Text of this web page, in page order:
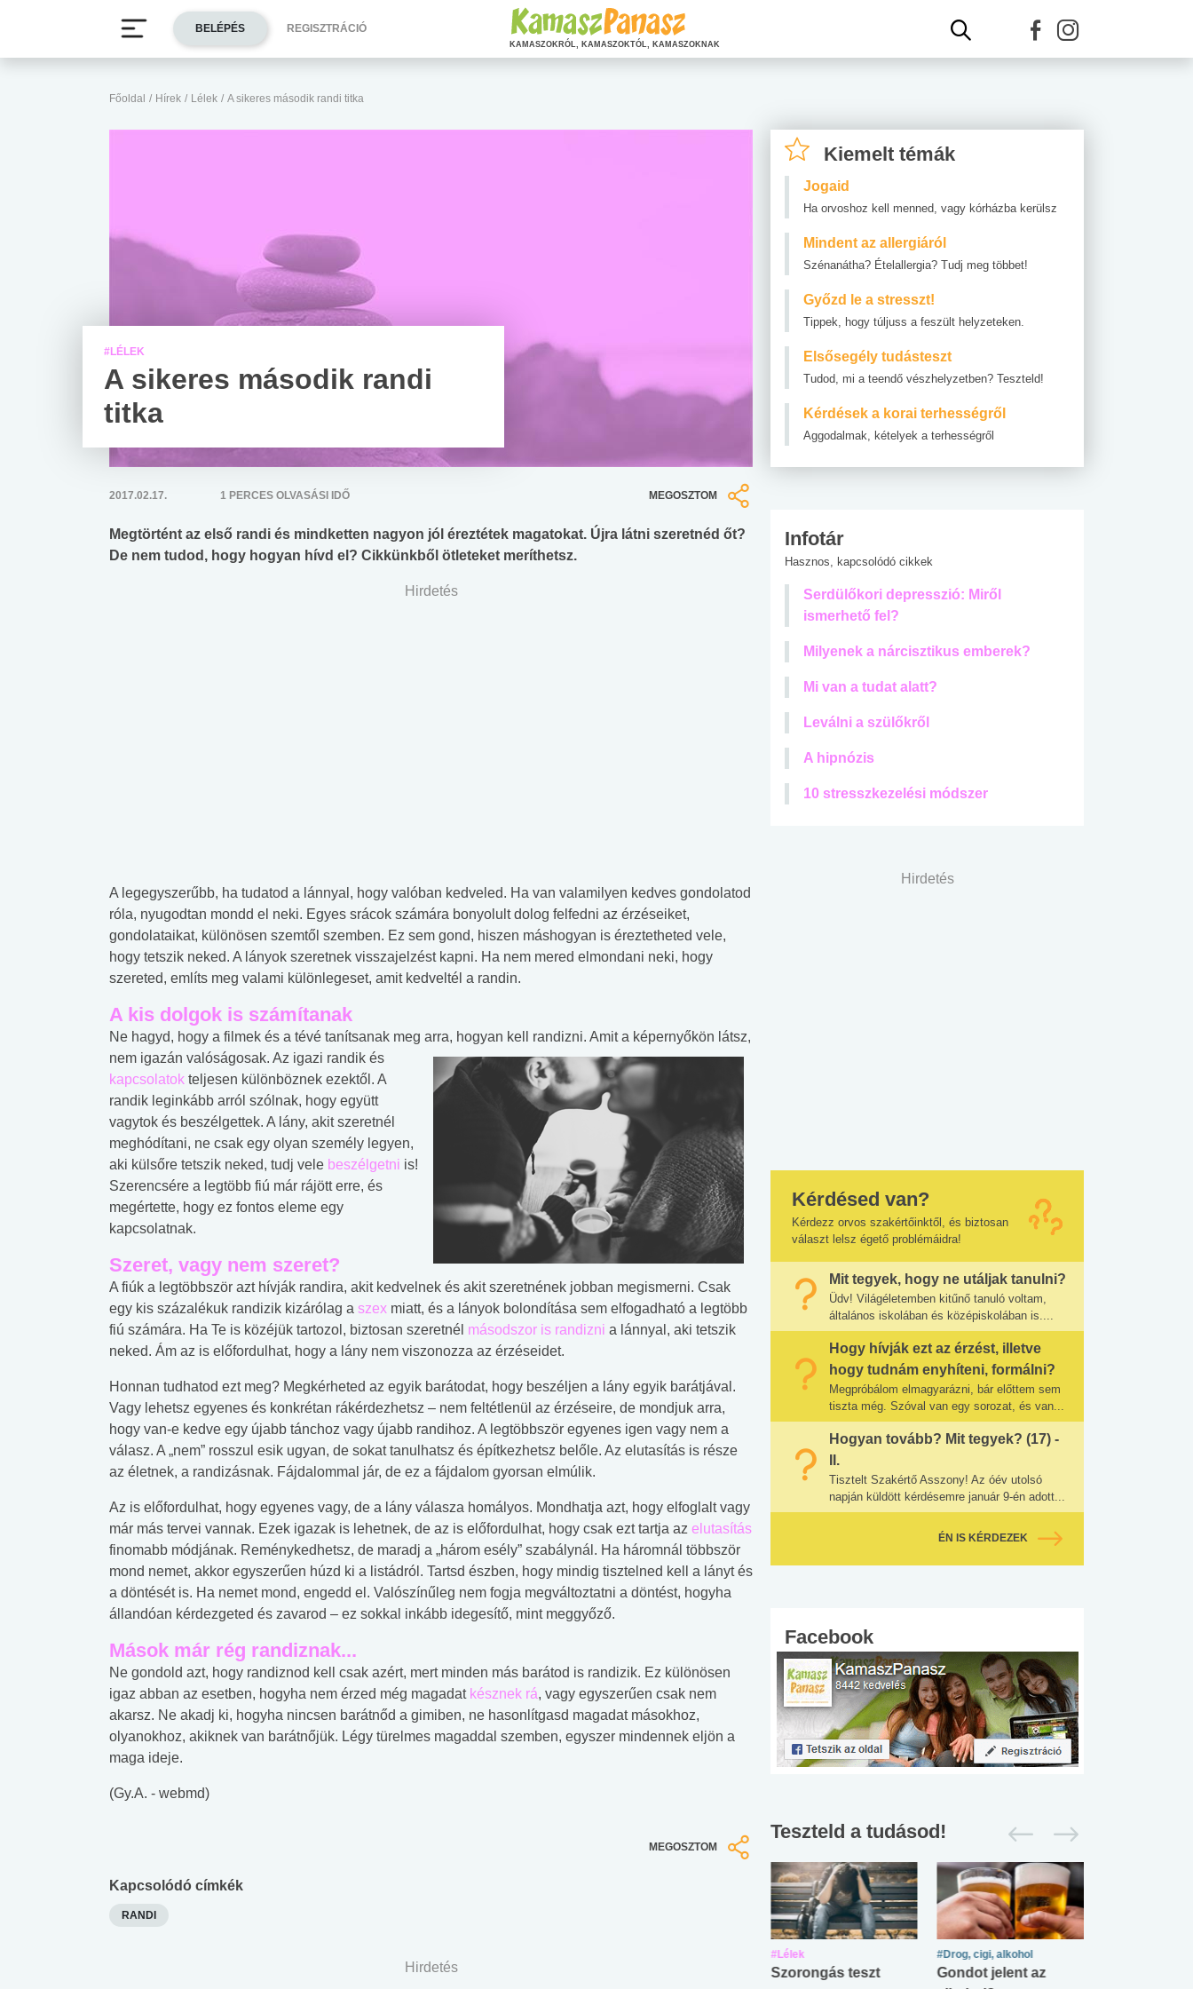
Főoldal / Hírek / Lélek / A sikeres második randi titka
#LÉLEK
A sikeres második randi
titka
2017.02.17. 1 PERCES OLVASÁSI IDŐ MEGOSZTOM
Megtörtént az első randi és mindketten nagyon jól éreztétek magatokat. Újra látni szeretnéd őt?
De nem tudod, hogy hogyan hívd el? Cikkünkből ötleteket meríthetsz.
Hirdetés
A legegyszerűbb, ha tudatod a lánnyal, hogy valóban kedveled. Ha van valamilyen kedves gondolatod
róla, nyugodtan mondd el neki. Egyes srácok számára bonyolult dolog felfedni az érzéseiket,
gondolataikat, különösen szemtől szemben. Ez sem gond, hiszen máshogyan is éreztetheted vele,
hogy tetszik neked. A lányok szeretnek visszajelzést kapni. Ha nem mered elmondani neki, hogy
szereted, említs meg valami különlegeset, amit kedveltél a randin.
A kis dolgok is számítanak
Ne hagyd, hogy a filmek és a tévé tanítsanak meg arra, hogyan kell randizni. Amit a képernyőkön látsz,
nem igazán valóságosak. Az igazi randik és
kapcsolatok teljesen különböznek ezektől. A
randik leginkább arról szólnak, hogy együtt
vagytok és beszélgettek. A lány, akit szeretnél
meghódítani, ne csak egy olyan személy legyen,
aki külsőre tetszik neked, tudj vele beszélgetni is!
Szerencsére a legtöbb fiú már rájött erre, és
megértette, hogy ez fontos eleme egy
kapcsolatnak.
Szeret, vagy nem szeret?
A fiúk a legtöbbször azt hívják randira, akit kedvelnek és akit szeretnének jobban megismerni. Csak
egy kis százalékuk randizik kizárólag a szex miatt, és a lányok bolondítása sem elfogadható a legtöbb
fiú számára. Ha Te is közéjük tartozol, biztosan szeretnél másodszor is randizni a lánnyal, aki tetszik
neked. Ám az is előfordulhat, hogy a lány nem viszonozza az érzéseidet.
Honnan tudhatod ezt meg? Megkérheted az egyik barátodat, hogy beszéljen a lány egyik barátjával.
Vagy lehetsz egyenes és konkrétan rákérdezhetsz – nem feltétlenül az érzéseire, de mondjuk arra,
hogy van-e kedve egy újabb tánchoz vagy újabb randihoz. A legtöbbször egyenes igen vagy nem a
válasz. A „nem” rosszul esik ugyan, de sokat tanulhatsz és építkezhetsz belőle. Az elutasítás is része
az életnek, a randizásnak. Fájdalommal jár, de ez a fájdalom gyorsan elmúlik.
Az is előfordulhat, hogy egyenes vagy, de a lány válasza homályos. Mondhatja azt, hogy elfoglalt vagy
már más tervei vannak. Ezek igazak is lehetnek, de az is előfordulhat, hogy csak ezt tartja az elutasítás
finomabb módjának. Reménykedhetsz, de maradj a „három esély” szabálynál. Ha háromnál többször
mond nemet, akkor egyszerűen húzd ki a listádról. Tartsd észben, hogy mindig tisztelned kell a lányt és
a döntését is. Ha nemet mond, engedd el. Valószínűleg nem fogja megváltoztatni a döntést, hogyha
állandóan kérdezgeted és zavarod – ez sokkal inkább idegesítő, mint meggyőző.
Mások már rég randiznak...
Ne gondold azt, hogy randiznod kell csak azért, mert minden más barátod is randizik. Ez különösen
igaz abban az esetben, hogyha nem érzed még magadat késznek rá, vagy egyszerűen csak nem
akarsz. Ne akadj ki, hogyha nincsen barátnőd a gimiben, ne hasonlítgasd magadat másokhoz,
olyanokhoz, akiknek van barátnőjük. Légy türelmes magaddal szemben, egyszer mindennek eljön a
maga ideje.
(Gy.A. - webmd)
MEGOSZTOM
Kapcsolódó címkék
RANDI
Hirdetés
Kiemelt témák
Jogaid
Ha orvoshoz kell menned, vagy kórházba kerülsz
Mindent az allergiáról
Szénanátha? Ételallergia? Tudj meg többet!
Győzd le a stresszt!
Tippek, hogy túljuss a feszült helyzeteken.
Elsősegély tudásteszt
Tudod, mi a teendő vészhelyzetben? Teszteld!
Kérdések a korai terhességről
Aggodalmak, kételyek a terhességről
Infotár
Hasznos, kapcsolódó cikkek
Serdülőkori depresszió: Miről
ismerhető fel?
Milyenek a nárcisztikus emberek?
Mi van a tudat alatt?
Leválni a szülőkről
A hipnózis
10 stresszkezelési módszer
Hirdetés
Kérdésed van?
Kérdezz orvos szakértőinktől, és biztosan
választ lelsz égető problémáidra!
Mit tegyek, hogy ne utáljak tanulni?
Üdv! Világéletemben kitűnő tanuló voltam,
általános iskolában és középiskolában is....
Hogy hívják ezt az érzést, illetve
hogy tudnám enyhíteni, formálni?
Megpróbálom elmagyarázni, bár előttem sem
tiszta még. Szóval van egy sorozat, és van...
Hogyan tovább? Mit tegyek? (17) -
II.
Tisztelt Szakértő Asszony! Az óév utolsó
napján küldött kérdésemre január 9-én adott...
ÉN IS KÉRDEZEK
Facebook
Teszteld a tudásod!
Angol középfokú
#Lélek
Szorongás teszt
#Drog, cigi, alkohol
Gondot jelent az
BELÉPÉS REGISZTRÁCIÓ
KAMASZOKRÓL, KAMASZOKTÓL, KAMASZOKNAK